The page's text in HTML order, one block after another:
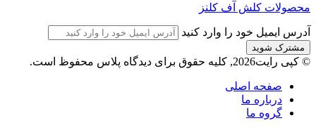
محصولات کلش آف کلنز
آدرس ایمیل خود را وارد کنید
© کپی رایت2026, کلیه حقوق برای دیدگاه پلاس محفوظ است.
صفحه اصلی
درباره ما
گروه ما